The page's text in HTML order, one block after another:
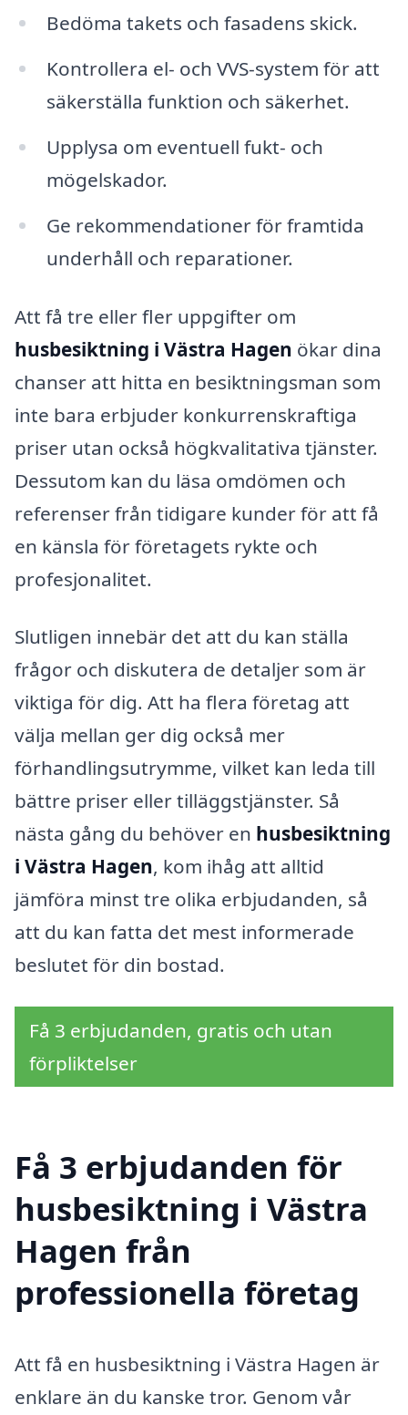
Bedöma takets och fasadens skick.
Kontrollera el- och VVS-system för att
säkerställa funktion och säkerhet.
Upplysa om eventuell fukt- och
mögelskador.
Ge rekommendationer för framtida
underhåll och reparationer.
Att få tre eller fler uppgifter om
husbesiktning i Västra Hagen ökar dina
chanser att hitta en besiktningsman som
inte bara erbjuder konkurrenskraftiga
priser utan också högkvalitativa tjänster.
Dessutom kan du läsa omdömen och
referenser från tidigare kunder för att få
en känsla för företagets rykte och
profesjonalitet.
Slutligen innebär det att du kan ställa
frågor och diskutera de detaljer som är
viktiga för dig. Att ha flera företag att
välja mellan ger dig också mer
förhandlingsutrymme, vilket kan leda till
bättre priser eller tilläggstjänster. Så
nästa gång du behöver en husbesiktning
i Västra Hagen, kom ihåg att alltid
jämföra minst tre olika erbjudanden, så
att du kan fatta det mest informerade
beslutet för din bostad.
Få 3 erbjudanden, gratis och utan
förpliktelser
Få 3 erbjudanden för
husbesiktning i Västra
Hagen från
professionella företag
Att få en husbesiktning i Västra Hagen är
enklare än du kanske tror. Genom vår